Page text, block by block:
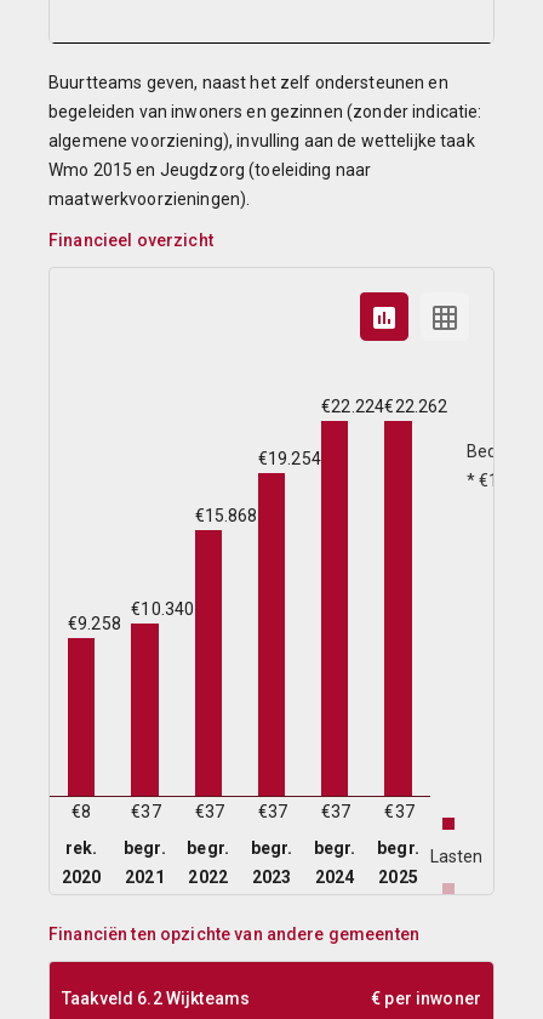
Buurtteams geven, naast het zelf ondersteunen en
begeleiden van inwoners en gezinnen (zonder indicatie:
algemene voorziening), invulling aan de wettelijke taak
Wmo 2015 en Jeugdzorg (toeleiding naar
maatwerkvoorzieningen).
Financieel overzicht
€9.258
€8
rek.
2020
€10.340
€37
begr.
2021
€15.868
€37
begr.
2022
€19.254
€37
begr.
2023
€22.224
€37
begr.
2024
€22.262
€37
begr.
2025
Bedragen
* €1.000
Lasten
Financiën ten opzichte van andere gemeenten
Taakveld 6.2 Wijkteams € per inwoner